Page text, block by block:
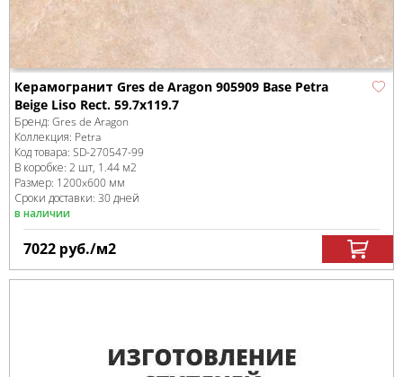
Керамогранит Gres de Aragon 905909 Base Petra
Beige Liso Rect. 59.7x119.7
Бренд: Gres de Aragon
Коллекция: Petra
Код товара: SD-270547-99
В коробке: 2 шт, 1.44 м2
Размер: 1200x600 мм
Сроки доставки: 30 дней
в наличии
7022 руб./м2